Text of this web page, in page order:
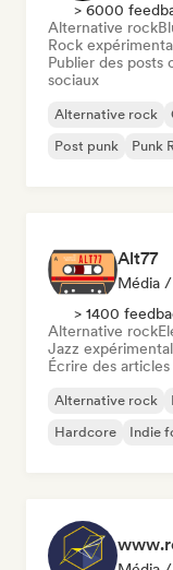
> 6000
Alternative rock
Rock
Publier des posts
sociaux
Alternative rock
Post punk
Punk
Alt77
Média
> 1400
Alternative rock
Jazz expérimental
Écrire des articles
Alternative rock
Hardcore
Indie